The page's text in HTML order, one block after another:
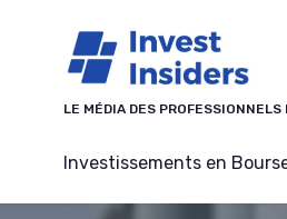
LE MÉDIA DES
Investissements en